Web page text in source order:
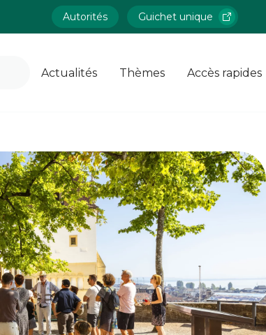
Autorités Guichet unique
Actualités Thèmes Accès rapides